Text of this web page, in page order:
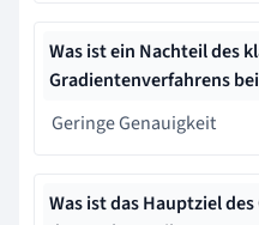
Was ist ein Nachteil des
Gradientenverfahrens
Geringe Genauigkeit
Was ist das Hauptziel